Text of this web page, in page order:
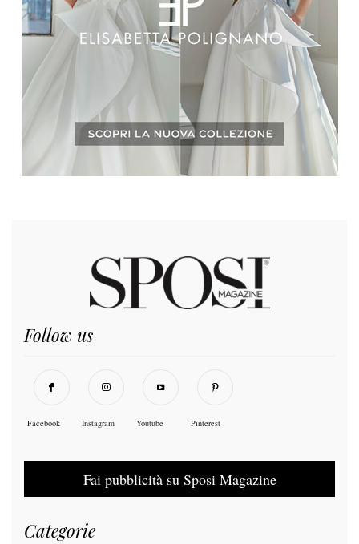
Follow us
Facebook Instagram Youtube Pinterest
Fai pubblicità su Sposi Magazine
Categorie